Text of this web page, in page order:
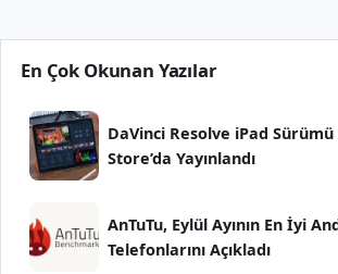
En Çok Okunan Yazılar
DaVinci Resolve iPad Sürümü
Store’da Yayınlandı
AnTuTu, Eylül Ayının En İyi
Telefonlarını Açıkladı